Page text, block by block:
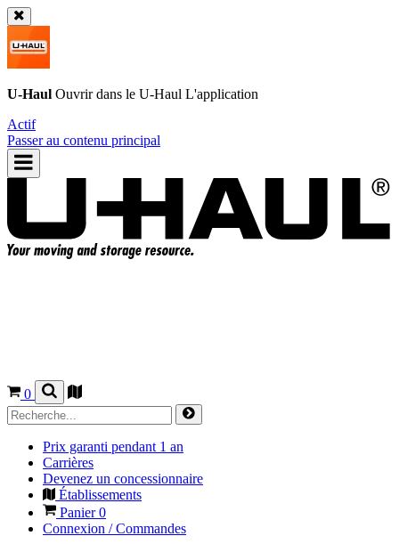
U-Haul Ouvrir dans le U-Haul L'application
Actif
Passer au contenu principal
0
Prix garanti pendant 1 an
Carrières
Devenez un concessionnaire
Établissements
Panier0
Connexion / Commandes